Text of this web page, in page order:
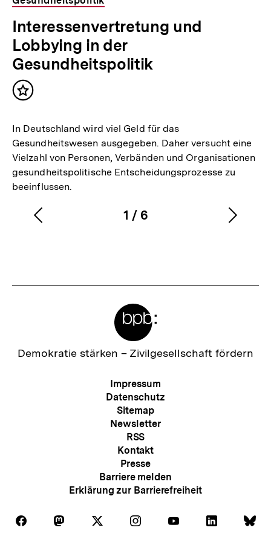
Interessenvertretung und
Lobbying in der
Gesundheitspolitik
Inhalt
In Deutschland wird viel Geld für das
Gesundheitswesen ausgegeben. Daher versucht eine
Vielzahl von Personen, Verbänden und Organisationen
gesundheitspolitische Entscheidungsprozesse zu
beeinflussen.
Karussellinhalt
1
von
/ 6
Vorherigen
Zur
Demokratie stärken – Zivilgesellschaft fördern
Meta-
Navigation
Impressum
Datenschutz
Sitemap
Newsletter
RSS
Kontakt
Presse
Barriere melden
Erklärung zur Barrierefreiheit
Folgen
Auf
Folgen Folgen Folgen
Auf
Folgen Folgen